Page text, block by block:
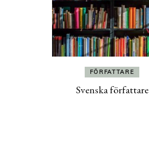
FÖRFATTARE
Svenska författare